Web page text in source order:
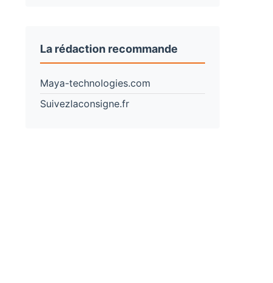
La rédaction recommande
Maya-technologies.com
Suivezlaconsigne.fr